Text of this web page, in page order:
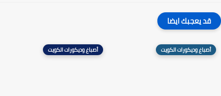
قد يعجبك ايضا
أصباغ وديكورات الكويت أصباغ وديكورات الكويت